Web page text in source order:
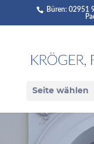
Büren: 02951
Seite wählen